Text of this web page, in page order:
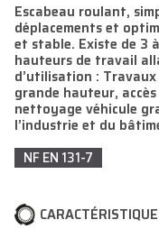
Escabeau roulant,
déplacements et
et stable. Existe de 3
hauteurs de travail
d’utilisation :
grande hauteur,
nettoyage véhicule
l’industrie et du
NF EN 131-7